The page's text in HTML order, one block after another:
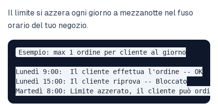
Il limite si azzera ogni giorno a mezzanotte nel fuso
orario del tuo negozio.
Esempio: max 1 ordine per cliente al giorno
Lunedì 9:00:  Il cliente effettua l'ordine -- OK
Lunedì 15:00: Il cliente riprova -- Bloccato